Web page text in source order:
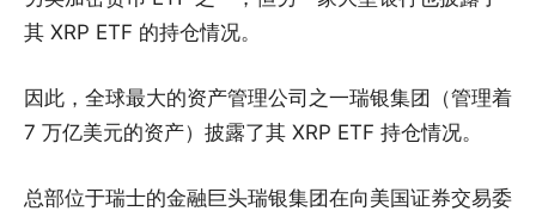
其 XRP ETF 的持仓情况。
因此，全球最大的资产管理公司之一瑞银集团（管理着
7 万亿美元的资产）披露了其 XRP ETF 持仓情况。
总部位于瑞士的金融巨头瑞银集团在向美国证券交易委